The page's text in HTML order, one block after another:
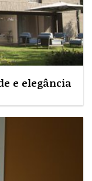
e elegância